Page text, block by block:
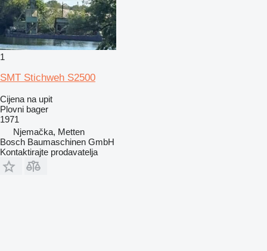
1
SMT Stichweh S2500
Cijena na upit
Plovni bager
1971
Njemačka, Metten
Bosch Baumaschinen GmbH
Kontaktirajte prodavatelja